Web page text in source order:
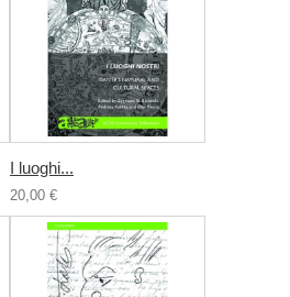
I luoghi...
20,00 €